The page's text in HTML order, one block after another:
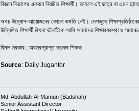
বিজ্ঞান বিভাগের একজন নিয়মিত শিক্ষার্থী। তাহলে এই ছাত্র বা এমন
অথচ উদ্যোগ-আয়োজনের কোনো কমতি নেই। দেশজুড়ে শিক্ষাপ্রতিষ্ঠানের
উল্লিখিত শিক্ষার্থী কিংবা ঘটনাটিকে আমি আমাদের শিক্ষাব্যবস্থা ও
বিমল সরকার : অবসরপ্রাপ্ত কলেজ শিক্ষক
Source: Daily Jugantor
Md. Abdullah-Al-Mamun (Badshah)
Senior Assistant Director